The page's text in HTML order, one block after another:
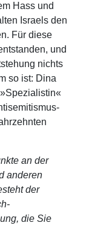
Hass und
Israels den
Für diese
und
nichts
so ist: Dina
an der
anderen
der
die Sie